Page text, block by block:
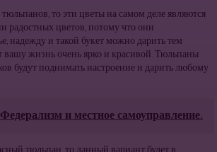
то эти цветы на самом деле являются
радостных цветов, потому что они
надежду и такой букет можно дарить тем
вашу жизнь очень ярко и красивой. Тюльпаны
будут поднимать настроение и дарить любому
Федерализм и местное самоуправление.